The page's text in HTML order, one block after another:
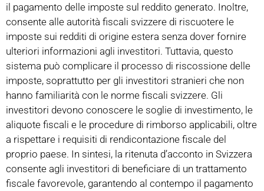
il pagamento delle imposte sul reddito generato. Inoltre,
consente alle autorità fiscali svizzere di riscuotere le
imposte sui redditi di origine estera senza dover fornire
ulteriori informazioni agli investitori. Tuttavia, questo
sistema può complicare il processo di riscossione delle
imposte, soprattutto per gli investitori stranieri che non
hanno familiarità con le norme fiscali svizzere. Gli
investitori devono conoscere le soglie di investimento, le
aliquote fiscali e le procedure di rimborso applicabili, oltre
a rispettare i requisiti di rendicontazione fiscale del
proprio paese. In sintesi, la ritenuta d’acconto in Svizzera
consente agli investitori di beneficiare di un trattamento
fiscale favorevole, garantendo al contempo il pagamento